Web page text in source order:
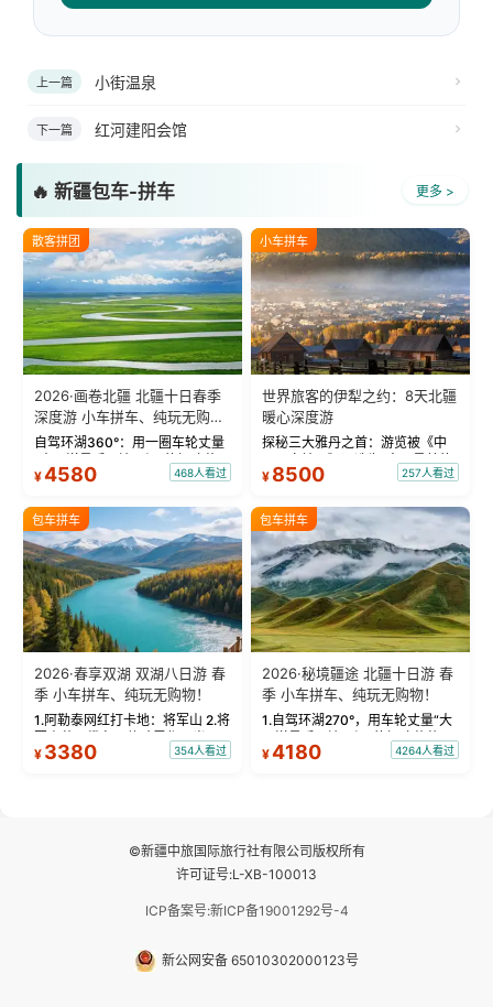
上一篇 小街温泉
下一篇 红河建阳会馆
🔥 新疆包车-拼车 更多 >
散客拼团
2026·画卷北疆 北疆十日春季
深度游 小车拼车、纯玩无购
物！
自驾环湖360°：用一圈车轮丈量
“大西洋最后一滴眼泪”的极致蔚
蓝。 赛湖旅拍：甄选多款风格服
绝美瞬间。 赛湖坦克300跟车视
频：专业摄影师...
¥4580 468人看过
小车拼车
世界旅客的伊犁之约：8天北疆
暖心深度游
探秘三大雅丹之首：游览被《中
国国家地理》评选为“中国最美的
三大雅丹”第一名的克拉玛依魔鬼
瓦人最大村落——禾木村，欣赏
晨雾与小木...
¥ 8500 257人看过
包车拼车
2026·春享双湖 双湖八日游 春
季 小车拼车、纯玩无购物！
1.阿勒泰网红打卡地：将军山 2.将
军山落日缆车，体验雪都风光 3.
将军山，夕阳派对，蹦迪party 4.
¥ 3380 354人看过
包车拼车
2026·秘境疆途 北疆十日游 春
季 小车拼车、纯玩无购物！
1.自驾环湖270°，用车轮丈量“大
西洋最后一滴眼泪”的极致蔚蓝，
让雪山、花海与深邃湖水在转弯
¥4180 4264人看过
©新疆中旅国际旅行社有限公司版权所有
许可证号:L-XB-100013
ICP备案号:新ICP备19001292号-4
新公网安备 65010302000123号